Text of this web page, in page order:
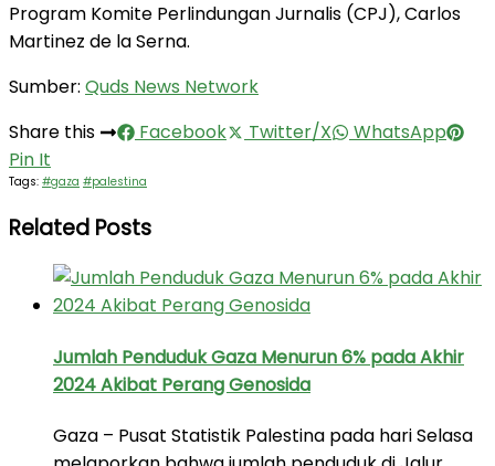
Program Komite Perlindungan Jurnalis (CPJ), Carlos
Martinez de la Serna.
Sumber: Quds News Network
Share this
Facebook Twitter/X
WhatsApp
Pin It
Tags: #gaza #palestina
Related Posts
Jumlah Penduduk Gaza Menurun 6% pada Akhir
2024 Akibat Perang Genosida
Gaza – Pusat Statistik Palestina pada hari Selasa